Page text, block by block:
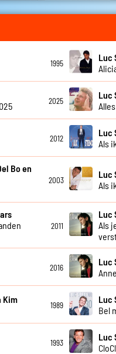
1995
Luc
2025
Luc
2012
Luc
Als
Bo en
2003
Luc
Als
2011
Luc
Als
2016
Luc
Kim
1989
Luc
Bel
1993
Luc